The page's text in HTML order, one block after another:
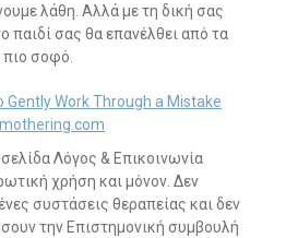
λάθη. Αλλά με τη δική σας
παιδί σας θα επανέλθει από τα
σοφό.
Gently Work Through a Mistake
mothering.com
Λόγος & Επικοινωνία
χρήση και μόνον. Δεν
συστάσεις θεραπείας και δεν
την Επιστημονική συμβουλή